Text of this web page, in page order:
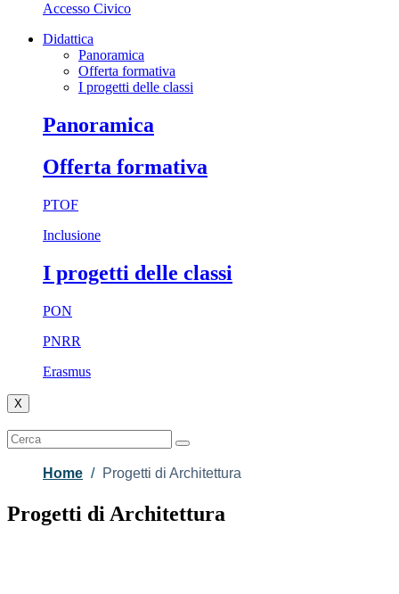
Accesso Civico
Didattica
Panoramica
Offerta formativa
I progetti delle classi
Panoramica
Offerta formativa
PTOF
Inclusione
I progetti delle classi
PON
PNRR
Erasmus
X
Home Progetti di Architettura
Progetti di Architettura